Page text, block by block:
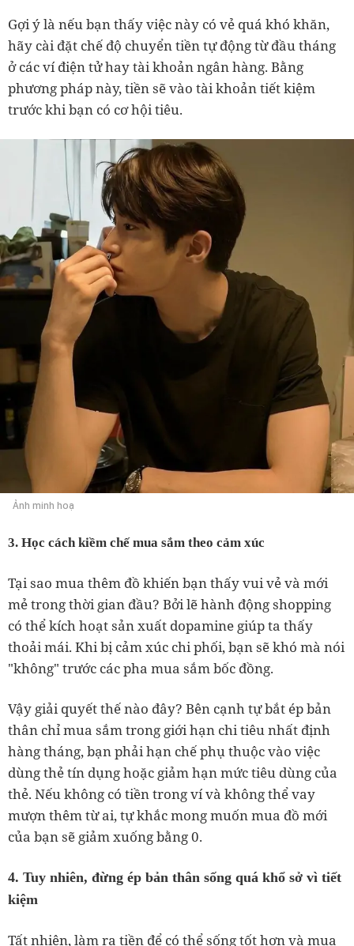
Gợi ý là nếu bạn thấy việc này có vẻ quá khó khăn,
hãy cài đặt chế độ chuyển tiền tự động từ đầu tháng
ở các ví điện tử hay tài khoản ngân hàng. Bằng
phương pháp này, tiền sẽ vào tài khoản tiết kiệm
trước khi bạn có cơ hội tiêu.
Ảnh minh hoạ
3. Học cách kiềm chế mua sắm theo cảm xúc
Tại sao mua thêm đồ khiến bạn thấy vui vẻ và mới
mẻ trong thời gian đầu? Bởi lẽ hành động shopping
có thể kích hoạt sản xuất dopamine giúp ta thấy
thoải mái. Khi bị cảm xúc chi phối, bạn sẽ khó mà nói
"không" trước các pha mua sắm bốc đồng.
Vậy giải quyết thế nào đây? Bên cạnh tự bắt ép bản
thân chỉ mua sắm trong giới hạn chi tiêu nhất định
hàng tháng, bạn phải hạn chế phụ thuộc vào việc
dùng thẻ tín dụng hoặc giảm hạn mức tiêu dùng của
thẻ. Nếu không có tiền trong ví và không thể vay
mượn thêm từ ai, tự khắc mong muốn mua đồ mới
của bạn sẽ giảm xuống bằng 0.
4. Tuy nhiên, đừng ép bản thân sống quá khổ sở vì tiết
kiệm
Tất nhiên, làm ra tiền để có thể sống tốt hơn và mua